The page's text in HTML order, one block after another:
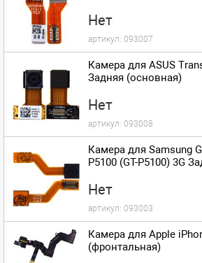
Нет
артикул: 093007
Камера для ASUS
Задняя (основная)
Нет
артикул: 093008
Камера для Samsung
P5100 (GT-P5100) 3G
Нет
артикул: 093003
Камера для Apple
(фронтальная)